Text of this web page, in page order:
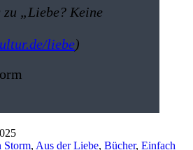
zu „Liebe? Keine
liebe)
Storm, Aus der Liebe, Bücher, Einfach